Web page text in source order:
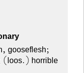
gooseflesh;
(loos.) horrible